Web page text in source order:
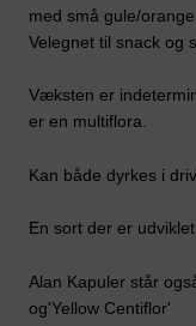
med små gule/
Velegnet til snack og
Væksten er
er en multiflora.
Kan både dyrkes i
En sort der er
Alan Kapuler står
og'Yellow Centiflor'